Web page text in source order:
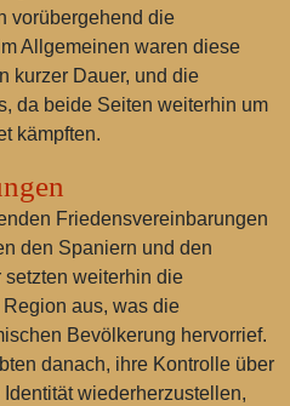
vorübergehend die
Allgemeinen waren diese
kurzer Dauer, und die
da beide Seiten weiterhin um
kämpften.
Friedensvereinbarungen
den Spaniern und den
weiterhin die
aus, was die
Bevölkerung hervorrief.
danach, ihre Kontrolle über
wiederherzustellen,